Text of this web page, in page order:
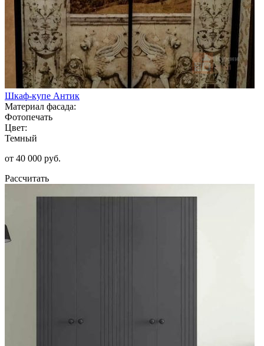
Шкаф-купе Антик
Материал фасада:
Фотопечать
Цвет:
Темный
от 40 000 руб.
Рассчитать